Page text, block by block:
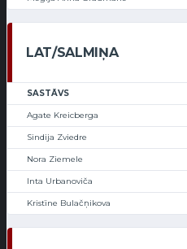
LAT/SALMIŅA
SASTĀVS
Agate Kreicberga
Sindija Zviedre
Nora Ziemele
Inta Urbanoviča
Kristīne Bulačņikova